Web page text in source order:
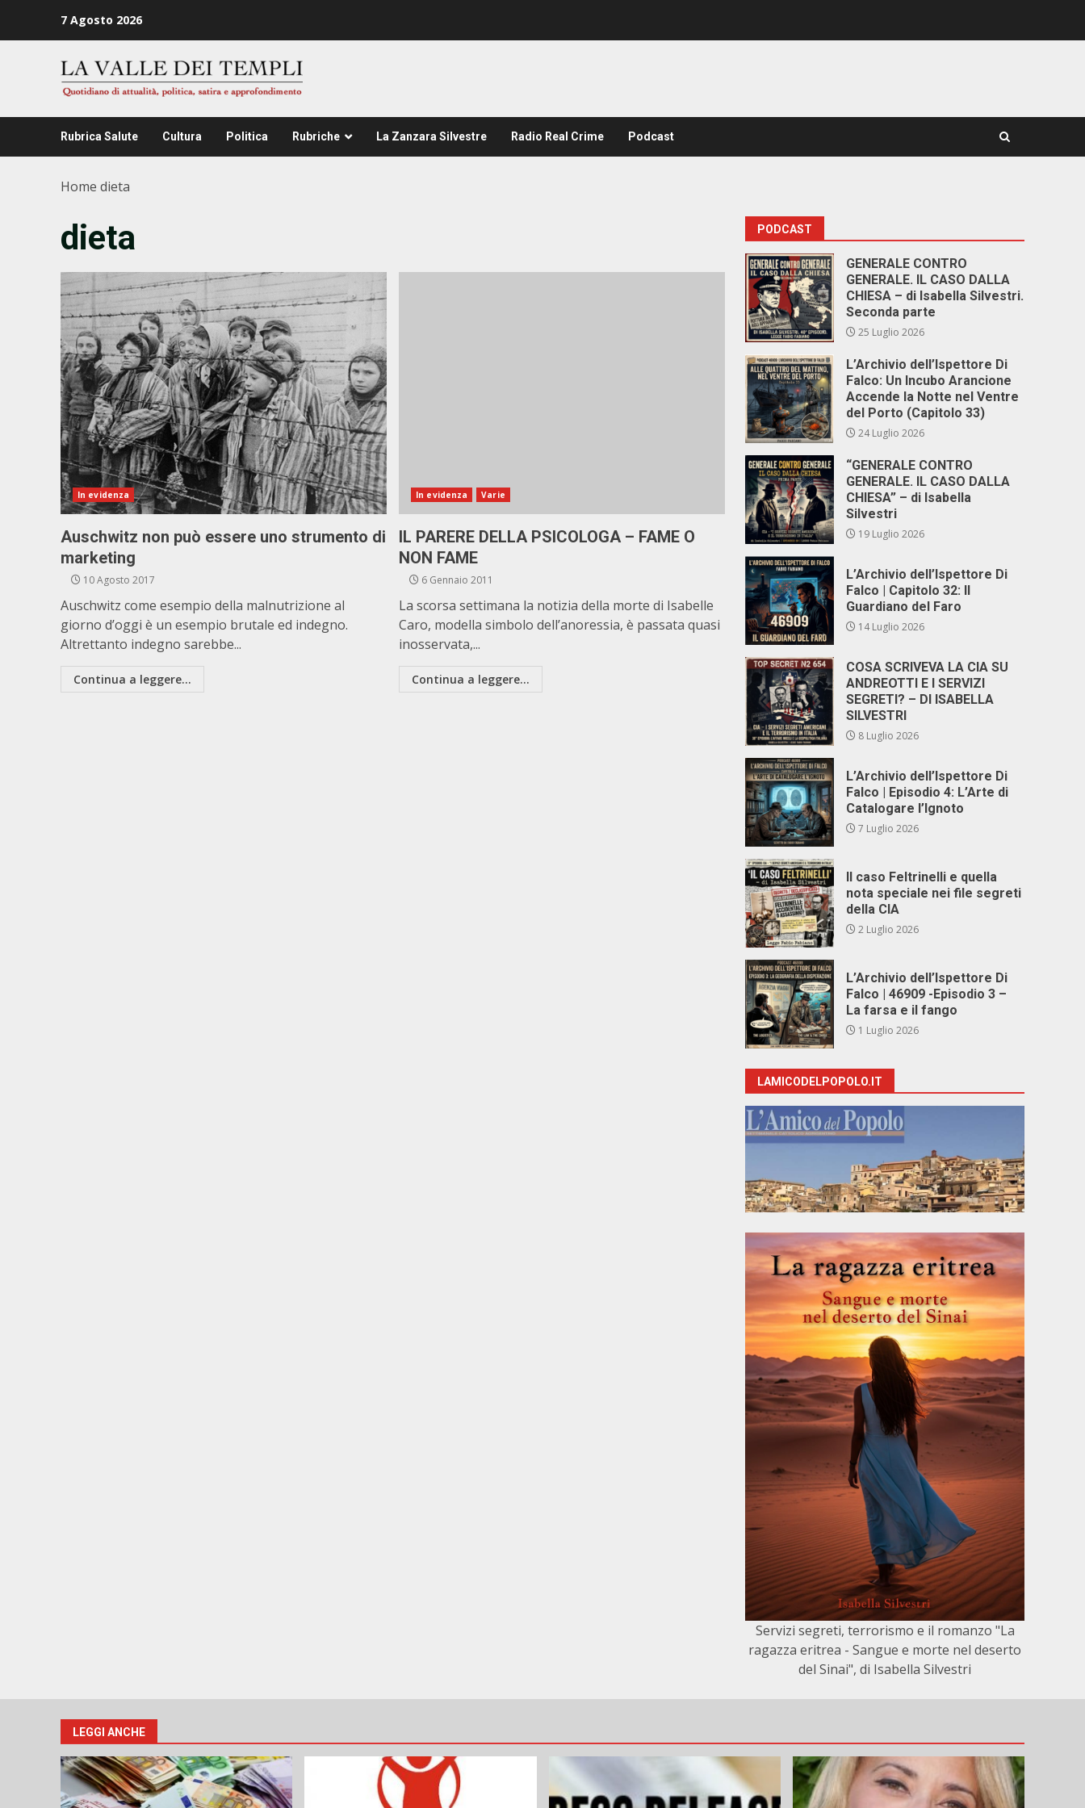
7 Agosto 2026
Rubrica Salute Cultura Politica Rubriche La Zanzara Silvestre Radio Real Crime Podcast
Home dieta
dieta
In evidenza
Auschwitz non può essere uno strumento di
marketing
10 Agosto 2017
Auschwitz come esempio della malnutrizione al
giorno d’oggi è un esempio brutale ed indegno.
Altrettanto indegno sarebbe...
Continua a leggere...
In evidenza Varie
IL PARERE DELLA PSICOLOGA – FAME O
NON FAME
6 Gennaio 2011
La scorsa settimana la notizia della morte di Isabelle
Caro, modella simbolo dell’anoressia, è passata quasi
inosservata,...
Continua a leggere...
PODCAST
GENERALE CONTRO
GENERALE. IL CASO DALLA
CHIESA – di Isabella Silvestri.
Seconda parte
25 Luglio 2026
L’Archivio dell’Ispettore Di
Falco: Un Incubo Arancione
Accende la Notte nel Ventre
del Porto (Capitolo 33)
24 Luglio 2026
“GENERALE CONTRO
GENERALE. IL CASO DALLA
CHIESA” – di Isabella
Silvestri
19 Luglio 2026
L’Archivio dell’Ispettore Di
Falco | Capitolo 32: Il
Guardiano del Faro
14 Luglio 2026
COSA SCRIVEVA LA CIA SU
ANDREOTTI E I SERVIZI
SEGRETI? – DI ISABELLA
SILVESTRI
8 Luglio 2026
L’Archivio dell’Ispettore Di
Falco | Episodio 4: L’Arte di
Catalogare l’Ignoto
7 Luglio 2026
Il caso Feltrinelli e quella
nota speciale nei file segreti
della CIA
2 Luglio 2026
L’Archivio dell’Ispettore Di
Falco | 46909 -Episodio 3 –
La farsa e il fango
1 Luglio 2026
LAMICODELPOPOLO.IT
Servizi segreti, terrorismo e il romanzo "La
ragazza eritrea - Sangue e morte nel deserto
del Sinai", di Isabella Silvestri
LEGGI ANCHE